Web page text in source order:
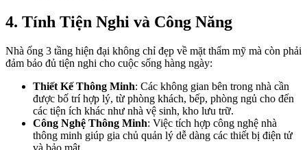
4. Tính Tiện Nghi và Công Năng
Nhà ống 3 tầng hiện đại không chỉ đẹp về mặt thẩm mỹ mà còn phải
đảm bảo đủ tiện nghi cho cuộc sống hàng ngày:
Thiết Kế Thông Minh: Các không gian bên trong nhà cần
được bố trí hợp lý, từ phòng khách, bếp, phòng ngủ cho đến
các tiện ích khác như nhà vệ sinh, kho lưu trữ.
Công Nghệ Thông Minh: Việc tích hợp công nghệ nhà
thông minh giúp gia chủ quản lý dễ dàng các thiết bị điện tử